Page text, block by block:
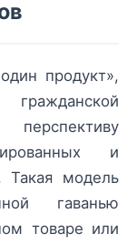
продукт»,
гражданской
и
Такая модель
гаванью
товаре или